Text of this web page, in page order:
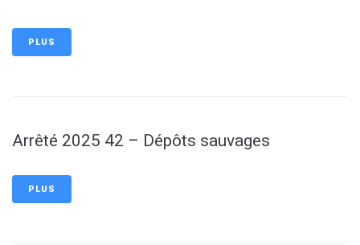
PLUS
Arrêté 2025 42 – Dépôts sauvages
PLUS